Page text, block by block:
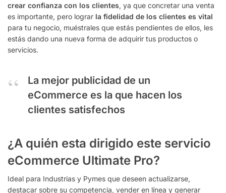
crear confianza con los clientes, ya que concretar una venta
es importante, pero lograr la fidelidad de los clientes es vital
para tu negocio, muéstrales que estás pendientes de ellos, les
estás dando una nueva forma de adquirir tus productos o
servicios.
La mejor publicidad de un
eCommerce es la que hacen los
clientes satisfechos
¿A quién esta dirigido este servicio
eCommerce Ultimate Pro?
Ideal para Industrias y Pymes que deseen actualizarse,
destacar sobre su competencia, vender en línea y generar